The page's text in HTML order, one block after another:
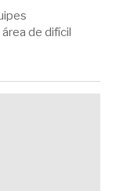
de difícil